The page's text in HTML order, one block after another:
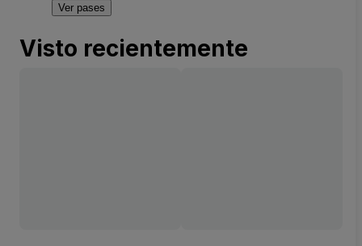
Ver pases
Visto recientemente